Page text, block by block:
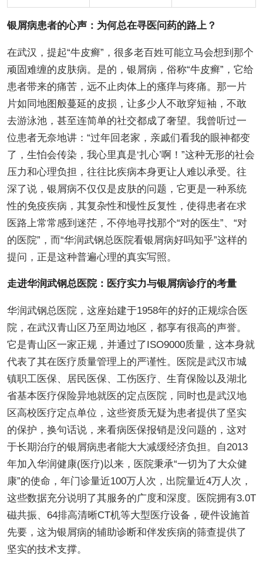
银屑病患者的心声：为何总在寻医问药的路上？
在武汉，提起“牛皮癣”，很多老百姓可能立马会想到那个
顽固难缠的皮肤病。是的，银屑病，俗称“牛皮癣”，它给
患者带来的痛苦，远不止肉体上的瘙痒与疼痛。那一片
片如同地图般蔓延的皮损，让多少人不敢穿短袖，不敢
去游泳池，甚至连简单的社交都成了奢望。我曾听过一
位患者无奈地讲：“过年回老家，亲戚们看我的眼神都变
了，生怕会传染，我心里真是‘扎心’啊！”这种无形的社会
压力和心理负担，往往比疾病本身更让人难以承受。往
深了说，银屑病不仅仅是皮肤的问题，它更是一种系统
性的免疫疾病，其复杂性和慢性反复性，使得患者在求
医路上常常感到迷茫，不停地寻找那个“对的医生”、“对
的医院”，而“华润武钢总医院看银屑病好吗知乎”这样的
提问，正是这种普遍心理的真实写照。
走进华润武钢总医院：医疗实力与银屑病诊疗的考量
华润武钢总医院，这座始建于1958年的好的正规综合医
院，在武汉青山区乃至周边地区，都享有很高的声誉。
它是青山区一家正规，并通过了ISO9000质量，这本身就
代表了其在医疗质量管理上的严谨性。医院是武汉市城
镇职工医保、居民医保、工伤医疗、生育保险以及湖北
省基本医疗保险异地就医的定点医院，同时也是武汉地
区高校医疗定点单位，这些资质无疑为患者提供了坚实
的保护，换句话说，来看病医保报销是没问题的，这对
于长期治疗的银屑病患者能大大减缓经济负担。自2013
年加入华润健康(医疗)以来，医院秉承“一切为了大众健
康”的使命，年门诊量近100万人次，出院量近4万人次，
这些数据充分说明了其服务的广度和深度。医院拥有3.0T
磁共振、64排高清晰CT机等大型医疗设备，硬件设施首
先要，这为银屑病的辅助诊断和伴发疾病的筛查提供了
坚实的技术支撑。